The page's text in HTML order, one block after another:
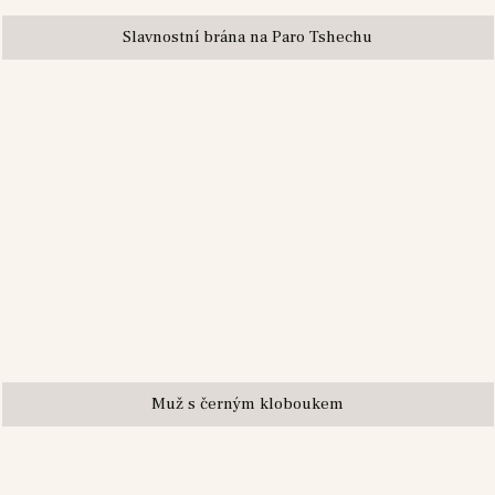
Slavnostní brána na Paro Tshechu
Muž s černým kloboukem